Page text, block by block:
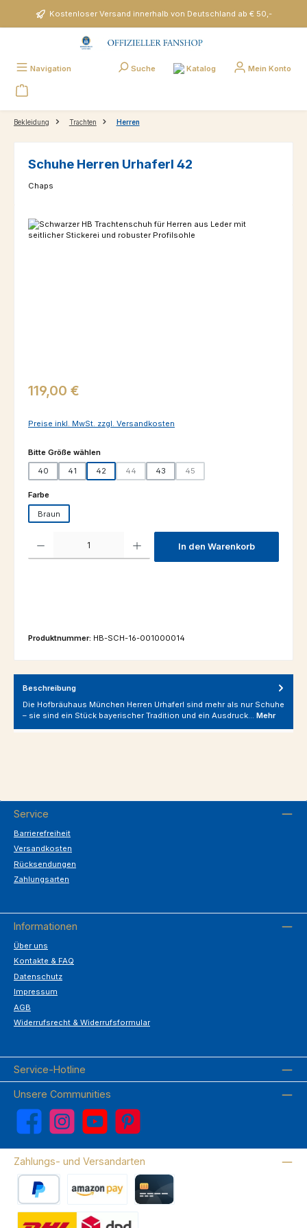
Zum Hauptinhalt springenKostenloser Versand innerhalb von Deutschland ab € 50,-
Navigation Suche Katalog Mein Konto
Bekleidung Trachten Herren
Schuhe Herren Urhaferl 42
Chaps
Bildergalerie überspringen
Regulärer Preis:
119,00 €
Preise inkl. MwSt. zzgl. Versandkosten
Bitte Größe wählenauswählen
40 41 42 44 43 45
Farbeauswählen
Braun
In den Warenkorb
Produktnummer: HB-SCH-16-001000014
Beschreibung
Die Hofbräuhaus München Herren Urhaferl sind mehr als nur Schuhe
– sie sind ein Stück bayerischer Tradition und ein Ausdruck… Mehr
Service
Barrierefreiheit
Versandkosten
Rücksendungen
Zahlungsarten
Informationen
Über uns
Kontakte & FAQ
Datenschutz
Impressum
AGB
Widerrufsrecht & Widerrufsformular
Service-Hotline
Unsere Communities
Facebook Instagram YouTube Pinterest
Zahlungs- und Versandarten